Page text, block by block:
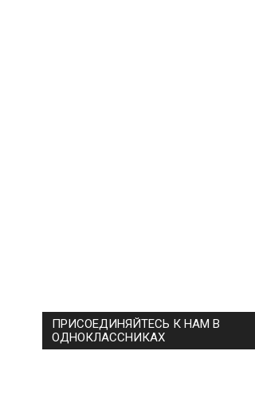
ПРИСОЕДИНЯЙТЕСЬ К НАМ В
ОДНОКЛАССНИКАХ